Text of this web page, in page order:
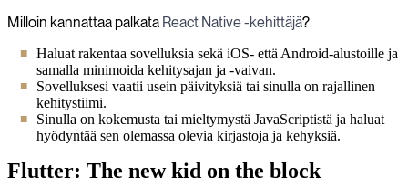
Milloin kannattaa palkata React Native -kehittäjä?
Haluat rakentaa sovelluksia sekä iOS- että Android-alustoille ja
samalla minimoida kehitysajan ja -vaivan.
Sovelluksesi vaatii usein päivityksiä tai sinulla on rajallinen
kehitystiimi.
Sinulla on kokemusta tai mieltymystä JavaScriptistä ja haluat
hyödyntää sen olemassa olevia kirjastoja ja kehyksiä.
Flutter: The new kid on the block